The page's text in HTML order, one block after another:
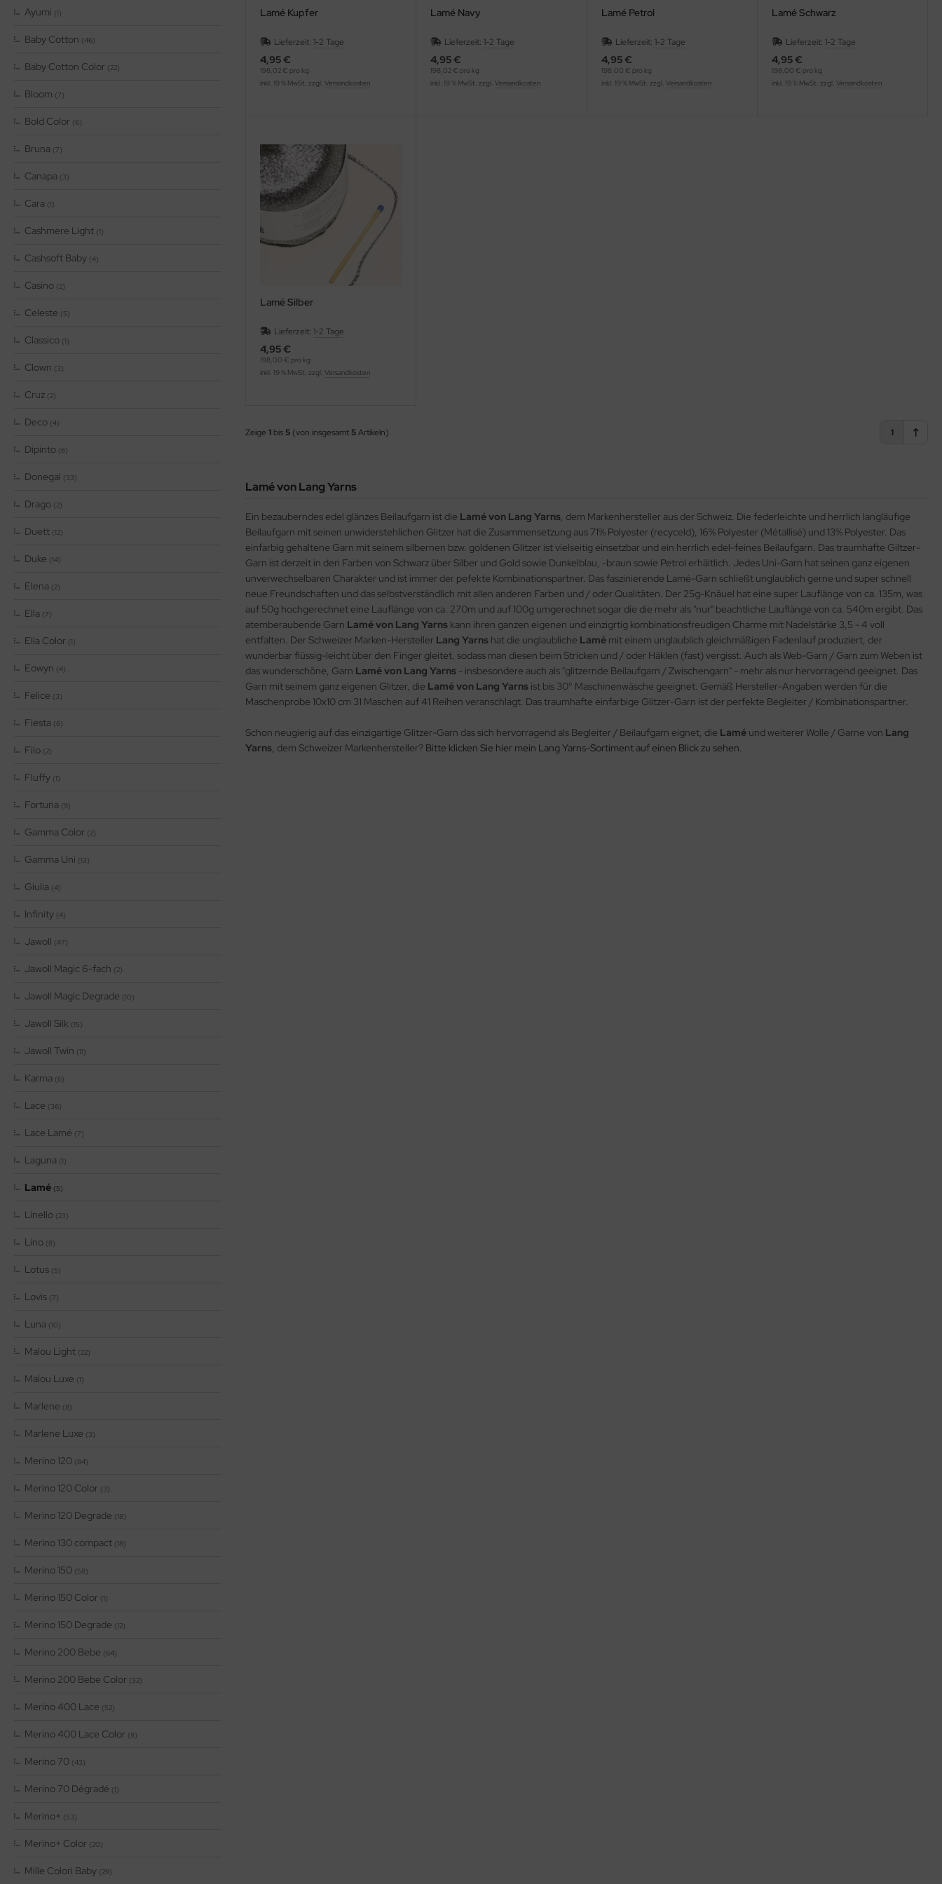
Ayumi (1)
Baby Cotton (46)
Baby Cotton Color (22)
Bloom (7)
Bold Color (6)
Bruna (7)
Canapa (3)
Cara (1)
Cashmere Light (1)
Cashsoft Baby (4)
Casino (2)
Celeste (5)
Classico (1)
Clown (3)
Cruz (2)
Deco (4)
Dipinto (6)
Donegal (33)
Drago (2)
Duett (12)
Duke (14)
Elena (2)
Ella (7)
Ella Color (1)
Eowyn (4)
Felice (3)
Fiesta (6)
Filo (2)
Fluffy (1)
Fortuna (9)
Gamma Color (2)
Gamma Uni (13)
Giulia (4)
Infinity (4)
Jawoll (47)
Jawoll Magic 6-fach (2)
Jawoll Magic Degrade (10)
Jawoll Silk (15)
Jawoll Twin (11)
Karma (6)
Lace (36)
Lace Lamé (7)
Laguna (1)
Lamé (5)
Linello (23)
Lino (8)
Lotus (5)
Lovis (7)
Luna (10)
Malou Light (22)
Malou Luxe (1)
Marlene (8)
Marlene Luxe (3)
Merino 120 (84)
Merino 120 Color (3)
Merino 120 Degrade (18)
Merino 130 compact (18)
Merino 150 (58)
Merino 150 Color (1)
Merino 150 Degrade (12)
Merino 200 Bebe (64)
Merino 200 Bebe Color (32)
Merino 400 Lace (52)
Merino 400 Lace Color (8)
Merino 70 (43)
Merino 70 Dégradé (1)
Merino+ (53)
Merino+ Color (20)
Mille Colori Baby (29)
Lamé Kupfer
Lieferzeit: 1-2 Tage
4,95 €
198,02 € pro kg
inkl. 19 % MwSt. zzgl. Versandkosten
Lamé Navy
Lieferzeit:1-2 Tage
4,95 €
198,02 € pro kg
inkl. 19 % MwSt. zzgl.Versandkosten
Lamé Petrol
Lieferzeit: 1-2 Tage
4,95 €
198,00 € pro kg
inkl. 19 % MwSt. zzgl. Versandkosten
Lamé Schwarz
Lieferzeit: 1-2 Tage
4,95 €
198,00 € pro kg
inkl. 19 % MwSt. zzgl. Versandkosten
Lamé Silber
Lieferzeit: 1-2 Tage
4,95 €
198,00 € pro kg
inkl. 19 % MwSt. zzgl. Versandkosten
Zeige 1 bis 5 (von insgesamt 5Artikeln) 1
Lamé von Lang Yarns
Ein bezauberndes edel glänzes Beilaufgarn ist die Lamé von Lang Yarns, dem Markenhersteller aus der Schweiz. Die federleichte und herrlich langläufige
Beilaufgarn mit seinen unwiderstehlichen Glitzer hat die Zusammensetzung aus 71% Polyester (recyceld), 16% Polyester (Métallisé) und 13% Polyester. Das
einfarbig gehaltene Garn mit seinem silbernen bzw. goldenen Glitzer ist vielseitig einsetzbar und ein herrlich edel-feines Beilaufgarn. Das traumhafte Giltzer-
Garn ist derzeit in den Farben von Schwarz über Silber und Gold sowie Dunkelblau, -braun sowie Petrol erhältlich. Jedes Uni-Garn hat seinen ganz eigenen
unverwechselbaren Charakter und ist immer der pefekte Kombinationspartner. Das faszinierende Lamé-Garn schließt unglaublich gerne und super schnell
neue Freundschaften und das selbstverständlich mit allen anderen Farben und / oder Qualitäten. Der 25g-Knäuel hat eine super Lauflänge von ca. 135m, was
auf 50g hochgerechnet eine Lauflänge von ca. 270m und auf 100g umgerechnet sogar die die mehr als "nur" beachtliche Lauflänge von ca. 540m ergibt. Das
atemberaubende Garn Lamé von Lang Yarns kann ihren ganzen eigenen und einzigrtig kombinationsfreudigen Charme mit Nadelstärke 3,5 - 4 voll
entfalten. Der Schweizer Marken-Hersteller Lang Yarns hat die unglaubliche Lamé mit einem unglaublich gleichmäßigen Fadenlauf produziert, der
wunderbar flüssig-leicht über den Finger gleitet, sodass man diesen beim Stricken und / oder Häklen (fast) vergisst. Auch als Web-Garn / Garn zum Weben ist
das wunderschöne, Garn Lamévon Lang Yarns - insbesondere auch als "glitzernde Beilaufgarn / Zwischengarn" - mehr als nur hervorragend geeignet. Das
Garn mit seinem ganz eigenen Glitzer, die Lamévon Lang Yarns ist bis 30° Maschinenwäsche geeignet. Gemäß Hersteller-Angaben werden für die
Maschenprobe 10x10 cm 31 Maschen auf 41 Reihen veranschlagt. Das traumhafte einfarbige Glitzer-Garn ist der perfekte Begleiter / Kombinationspartner.
Schon neugierig auf das einzigartige Glitzer-Garn das sich hervorragend als Begleiter / Beilaufgarn eignet, die Lamé und weiterer Wolle / Garne von Lang
Yarns, dem Schweizer Markenhersteller? Bitte klicken Sie hier mein Lang Yarns-Sortiment auf einen Blick zu sehen.